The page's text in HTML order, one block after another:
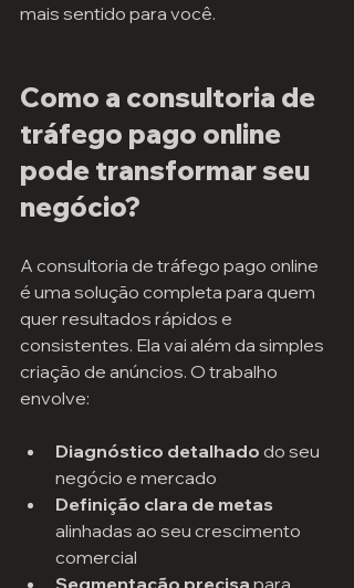
mais sentido para você.
Como a consultoria de
tráfego pago online
pode transformar seu
negócio?
A consultoria de tráfego pago online
é uma solução completa para quem
quer resultados rápidos e
consistentes. Ela vai além da simples
criação de anúncios. O trabalho
envolve:
Diagnóstico detalhado do seu
negócio e mercado
Definição clara de metas
alinhadas ao seu crescimento
comercial
Segmentação precisa para